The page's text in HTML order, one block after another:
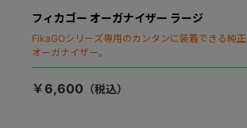
フィカゴー オーガナイザー ラージ
FikaGOシリーズ専用のカンタンに装着できる純正
オーガナイザー。
￥6,600